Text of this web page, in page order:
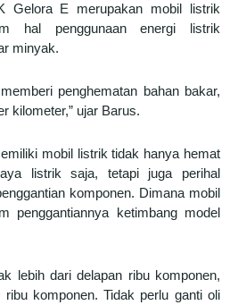
Gelora E merupakan mobil listrik
hal penggunaan energi listrik
minyak.
penghematan bahan bakar,
kilometer,” ujar Barus.
mobil listrik tidak hanya hemat
listrik saja, tetapi juga perihal
komponen. Dimana mobil
penggantiannya ketimbang model
lebih dari delapan ribu komponen,
komponen. Tidak perlu ganti oli